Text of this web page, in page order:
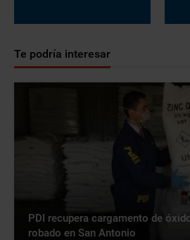
Te podría interesar
PDI recupera cargamento de
robado en San Antonio